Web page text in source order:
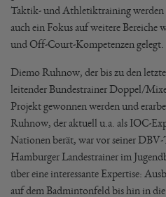
Taktik- und Athletiktraining werden
auch ein Fokus auf weitere
und Off-Court-Kompetenzen gelegt.
Diemo Ruhnow, der bis zu den
leitender Bundestrainer Doppel/
Projekt gewonnen werden und
Ruhnow, der aktuell u.a. als IOC-
Nationen berät, war vor seiner DBV-
Hamburger Landestrainer im
über eine interessante Expertise:
auf dem Badmintonfeld bis hin in